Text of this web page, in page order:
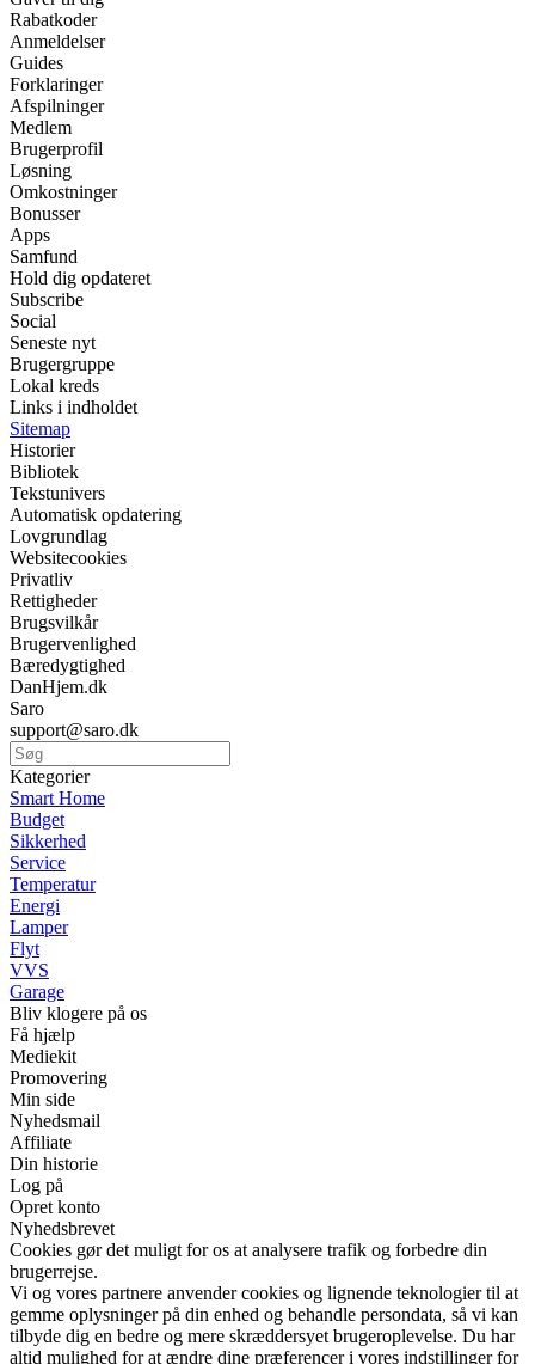
Rabatkoder
Anmeldelser
Guides
Forklaringer
Afspilninger
Medlem
Brugerprofil
Løsning
Omkostninger
Bonusser
Apps
Samfund
Hold dig opdateret
Subscribe
Social
Seneste nyt
Brugergruppe
Lokal kreds
Links i indholdet
Sitemap
Historier
Bibliotek
Tekstunivers
Automatisk opdatering
Lovgrundlag
Websitecookies
Privatliv
Rettigheder
Brugsvilkår
Brugervenlighed
Bæredygtighed
DanHjem.dk
Saro
support@saro.dk
Kategorier
Smart Home
Budget
Sikkerhed
Service
Temperatur
Energi
Lamper
Flyt
VVS
Garage
Bliv klogere på os
Få hjælp
Mediekit
Promovering
Min side
Nyhedsmail
Affiliate
Din historie
Log på
Opret konto
Nyhedsbrevet
Cookies gør det muligt for os at analysere trafik og forbedre din
brugerrejse.
Vi og vores partnere anvender cookies og lignende teknologier til at
gemme oplysninger på din enhed og behandle persondata, så vi kan
tilbyde dig en bedre og mere skræddersyet brugeroplevelse. Du har
altid mulighed for at ændre dine præferencer i vores indstillinger for